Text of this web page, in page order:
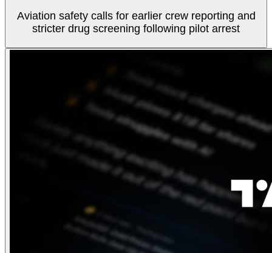
Aviation safety calls for earlier crew reporting and
stricter drug screening following pilot arrest